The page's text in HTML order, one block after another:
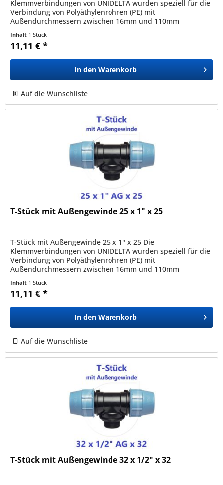
Klemmverbindungen von UNIDELTA wurden speziell für die
Verbindung von Polyäthylenrohren (PE) mit
Außendurchmessern zwischen 16mm und 110mm
Inhalt 1 Stück
11,11 € *
In den Warenkorb
Auf die Wunschliste
T-Stück mit Außengewinde 25 x 1" x 25
T-Stück mit Außengewinde 25 x 1" x 25 Die
Klemmverbindungen von UNIDELTA wurden speziell für die
Verbindung von Polyäthylenrohren (PE) mit
Außendurchmessern zwischen 16mm und 110mm
Inhalt 1 Stück
11,11 € *
In den Warenkorb
Auf die Wunschliste
T-Stück mit Außengewinde 32 x 1/2" x 32